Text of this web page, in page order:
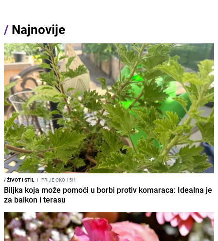
/ Najnovije
/ŽIVOT I STIL I PRIJE OKO 15H
Biljka koja može pomoći u borbi protiv komaraca: Idealna je
za balkon i terasu